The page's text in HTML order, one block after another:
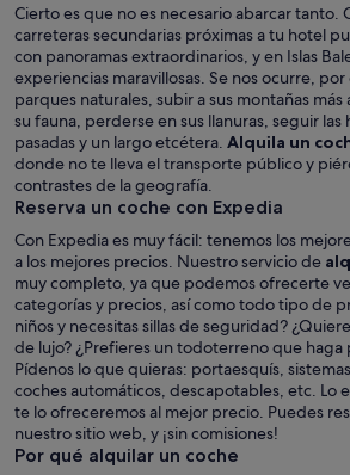
Cierto es que no es necesario abarcar tanto.
carreteras secundarias próximas a tu hotel
con panoramas extraordinarios, y en Islas
experiencias maravillosas. Se nos ocurre,
parques naturales, subir a sus montañas
su fauna, perderse en sus llanuras, seguir las
pasadas y un largo etcétera. Alquila un
donde no te lleva el transporte público y
contrastes de la geografía.
Reserva un coche con Expedia
Con Expedia es muy fácil: tenemos los
a los mejores precios. Nuestro servicio de
muy completo, ya que podemos ofrecerte
categorías y precios, así como todo tipo de
niños y necesitas sillas de seguridad?
de lujo? ¿Prefieres un todoterreno que haga
Pídenos lo que quieras: portaesquís,
coches automáticos, descapotables, etc. Lo
te lo ofreceremos al mejor precio. Puedes
nuestro sitio web, y ¡sin comisiones!
Por qué alquilar un coche